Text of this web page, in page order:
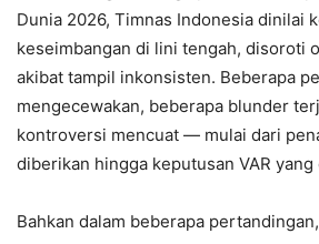
Dunia 2026, Timnas Indonesia dinilai
keseimbangan di lini tengah, disoroti
akibat tampil inkonsisten. Beberapa
mengecewakan, beberapa blunder
kontroversi mencuat — mulai dari
diberikan hingga keputusan VAR
Bahkan dalam beberapa